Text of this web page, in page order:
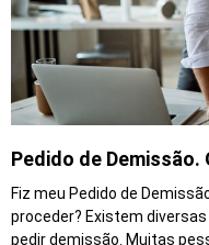
Pedido de Demissão.
Fiz meu Pedido de
proceder? Existem
pedir demissão. Muitas